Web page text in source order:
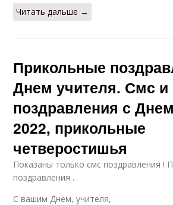
Читать дальше →
Прикольные
Днем учителя. Смс и
поздравления с
2022, прикольные
четверостишья
Показаны только смс поздравления !
поздравления .
С вашим Днем, учителя,